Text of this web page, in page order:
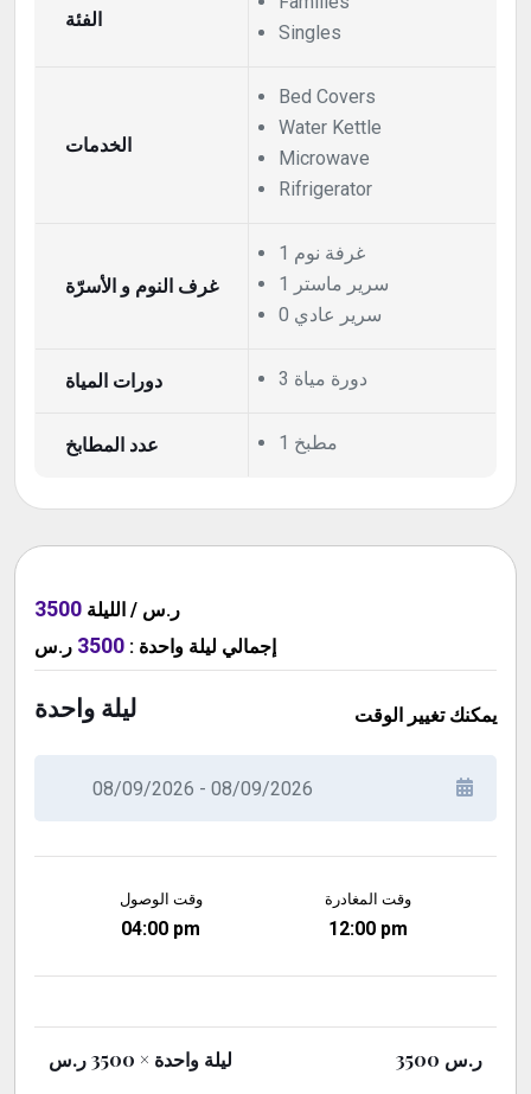
الفئة
Singles
الخدمات
Bed Covers
Water Kettle
Microwave
Rifrigerator
غرف النوم و الأسرّة
1 غرفة نوم
1 سرير ماستر
0 سرير عادي
دورات المياة 3 دورة مياة
عدد المطابخ 1 مطبخ
3500 ر.س / الليلة
إجمالي ليلة واحدة :
3500 ر.س
ليلة واحدة يمكنك تغيير الوقت
وقت الوصول
04:00 pm
وقت المغادرة
12:00 pm
ليلة واحدة × 3500 ر.س 3500 ر.س